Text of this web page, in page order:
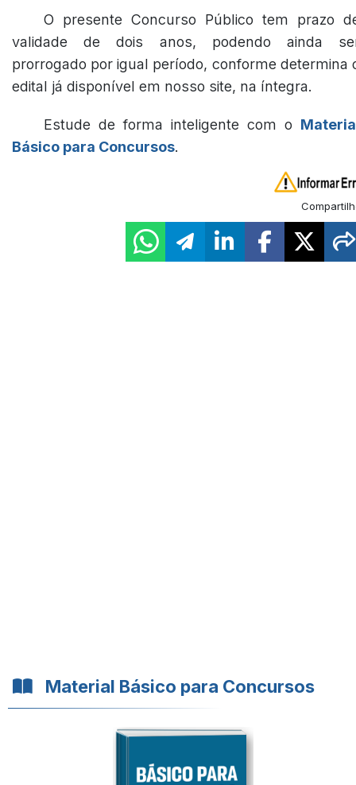
O presente Concurso Público tem prazo
validade de dois anos, podendo ainda
prorrogado por igual período, conforme determina
edital já disponível em nosso site, na íntegra.
Estude de forma inteligente com o
Básico para Concursos.
Material Básico para Concursos